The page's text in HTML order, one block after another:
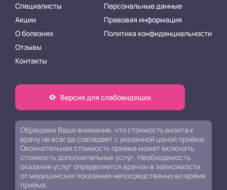
Специалисты
Акции
О болезнях
Отзывы
Контакты
Персональные данные
Правовая информация
Политика конфиденциальности
Версия для слабовидящих
Обращаем Ваше внимание, что стоимость визита к
врачу не всегда совпадает с указанной ценой приёма.
Окончательная стоимость приема может включать
стоимость дополнительных услуг. Необходимость
оказания услуг определяется врачом в зависимости
от медицинских показаний непосредственно во время
приёма.